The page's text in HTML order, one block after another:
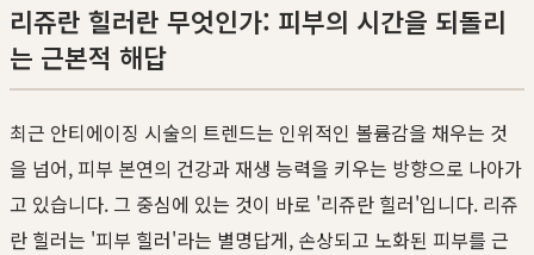
리쥬란 힐러란 무엇인가: 피부의 시간을 되돌리
는 근본적 해답
최근 안티에이징 시술의 트렌드는 인위적인 볼륨감을 채우는 것
을 넘어, 피부 본연의 건강과 재생 능력을 키우는 방향으로 나아가
고 있습니다. 그 중심에 있는 것이 바로 '리쥬란 힐러'입니다. 리쥬
란 힐러는 '피부 힐러'라는 별명답게, 손상되고 노화된 피부를 근